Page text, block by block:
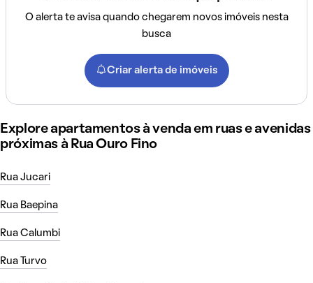
O alerta te avisa quando chegarem novos imóveis nesta
busca
Criar alerta de imóveis
Explore apartamentos à venda em ruas e avenidas
próximas à Rua Ouro Fino
Rua Jucari
Rua Baepina
Rua Calumbi
Rua Turvo